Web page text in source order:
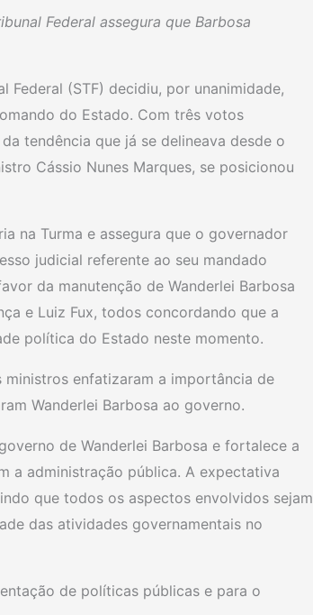
Federal assegura que Barbosa
Federal (STF) decidiu, por unanimidade,
do Estado. Com três votos
tendência que já se delineava desde o
Cássio Nunes Marques, se posicionou
na Turma e assegura que o governador
judicial referente ao seu mandado
da manutenção de Wanderlei Barbosa
e Luiz Fux, todos concordando que a
política do Estado neste momento.
enfatizaram a importância de
Wanderlei Barbosa ao governo.
de Wanderlei Barbosa e fortalece a
a administração pública. A expectativa
que todos os aspectos envolvidos sejam
das atividades governamentais no
de políticas públicas e para o